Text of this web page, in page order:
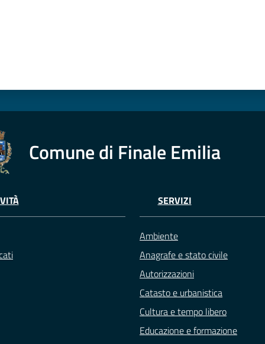
Comune di Finale Emilia
SERVIZI
Ambiente
Anagrafe e stato civile
Autorizzazioni
Catasto e urbanistica
Cultura e tempo libero
Educazione e formazione